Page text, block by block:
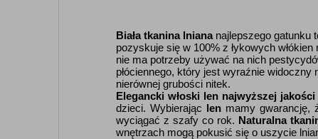
Biała tkanina lniananajlepszego gatunku
pozyskuje się w 100% z łykowych
nie ma potrzeby używać na nich
płóciennego, który jest wyraźnie
nierównej grubości nitek.
Elegancki włoski len najwyższej jakości
dzieci. Wybierając
lenmamy gwarancję,
wyciągać z szafy co rok. Naturalna
wnętrzach mogą pokusić się o uszycie